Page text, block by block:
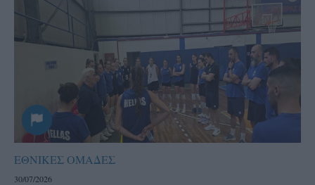
ΕΘΝΙΚΕΣ ΟΜΑΔΕΣ
30/07/2026